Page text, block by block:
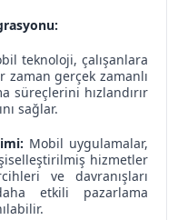
teknoloji, çalışanlara
gerçek zamanlı
süreçlerini hızlandırır
sağlar.
Mobil uygulamalar,
hizmetler
ve davranışları
etkili pazarlama